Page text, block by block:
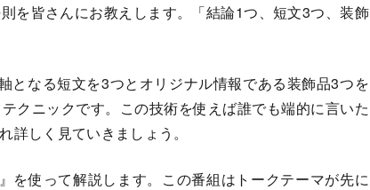
を皆さんにお教えします。「結論1つ、短文3つ、装飾
なる短文を3つとオリジナル情報である装飾品3つを
クニックです。この技術を使えば誰でも端的に言いた
詳しく見ていきましょう。
を使って解説します。この番組はトークテーマが先に